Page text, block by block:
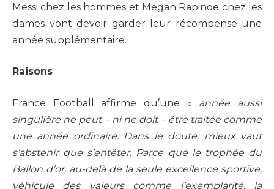
Messi chez les hommes et Megan Rapinoe chez les
dames vont devoir garder leur récompense une
année supplémentaire.
Raisons
France Football affirme qu’une « année aussi
singulière ne peut – ni ne doit – être traitée comme
une année ordinaire. Dans le doute, mieux vaut
s’abstenir que s’entêter. Parce que le trophée du
Ballon d’or, au-delà de la seule excellence sportive,
véhicule des valeurs comme l’exemplarité, la